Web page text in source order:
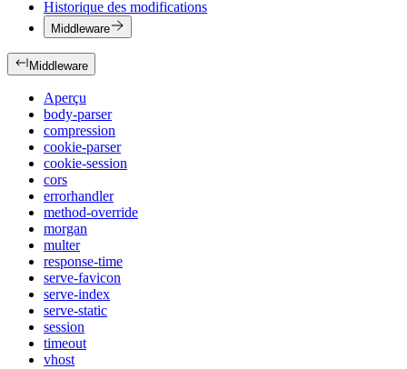
Historique des modifications
Middleware
Middleware
Aperçu
body-parser
compression
cookie-parser
cookie-session
cors
errorhandler
method-override
morgan
multer
response-time
serve-favicon
serve-index
serve-static
session
timeout
vhost